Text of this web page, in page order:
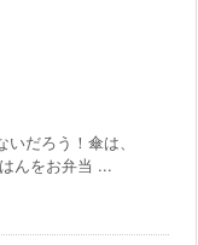
だろう！傘は、
んをお弁当 ...